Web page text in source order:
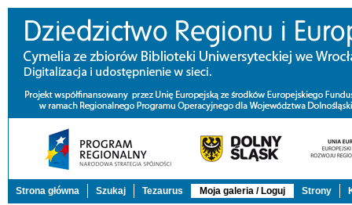
Strona główna Szukaj Tezaurus Moja galeria / Loguj Strony